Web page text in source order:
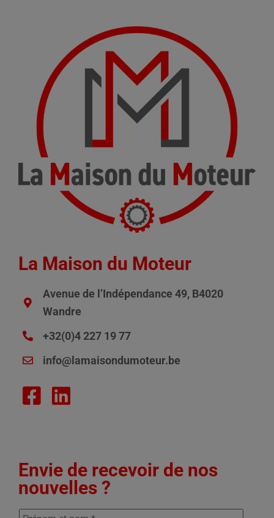
La Maison du Moteur
Avenue de l’Indépendance 49, B4020
Wandre
+32(0)4 227 19 77
info@lamaisondumoteur.be
Envie de recevoir de nos
nouvelles ?